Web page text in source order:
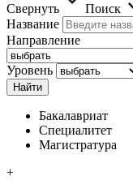
Свернуть
Поиск
Название
Направление
Уровень
Бакалавриат
Специалитет
Магистратура
+